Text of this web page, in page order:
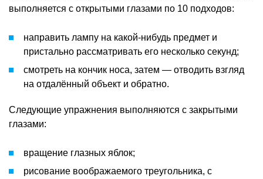
выполняется с открытыми глазами по 10 подходов:
направить лампу на какой-нибудь предмет и
пристально рассматривать его несколько секунд;
смотреть на кончик носа, затем — отводить взгляд
на отдалённый объект и обратно.
Следующие упражнения выполняются с закрытыми
глазами:
вращение глазных яблок;
рисование воображаемого треугольника, с